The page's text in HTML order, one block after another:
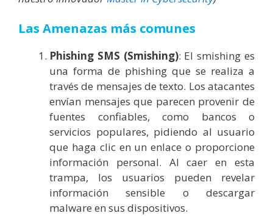
Las Amenazas más comunes
Phishing SMS (Smishing): El smishing es
una forma de phishing que se realiza a
través de mensajes de texto. Los atacantes
envían mensajes que parecen provenir de
fuentes confiables, como bancos o
servicios populares, pidiendo al usuario
que haga clic en un enlace o proporcione
información personal. Al caer en esta
trampa, los usuarios pueden revelar
información sensible o descargar
malware en sus dispositivos.